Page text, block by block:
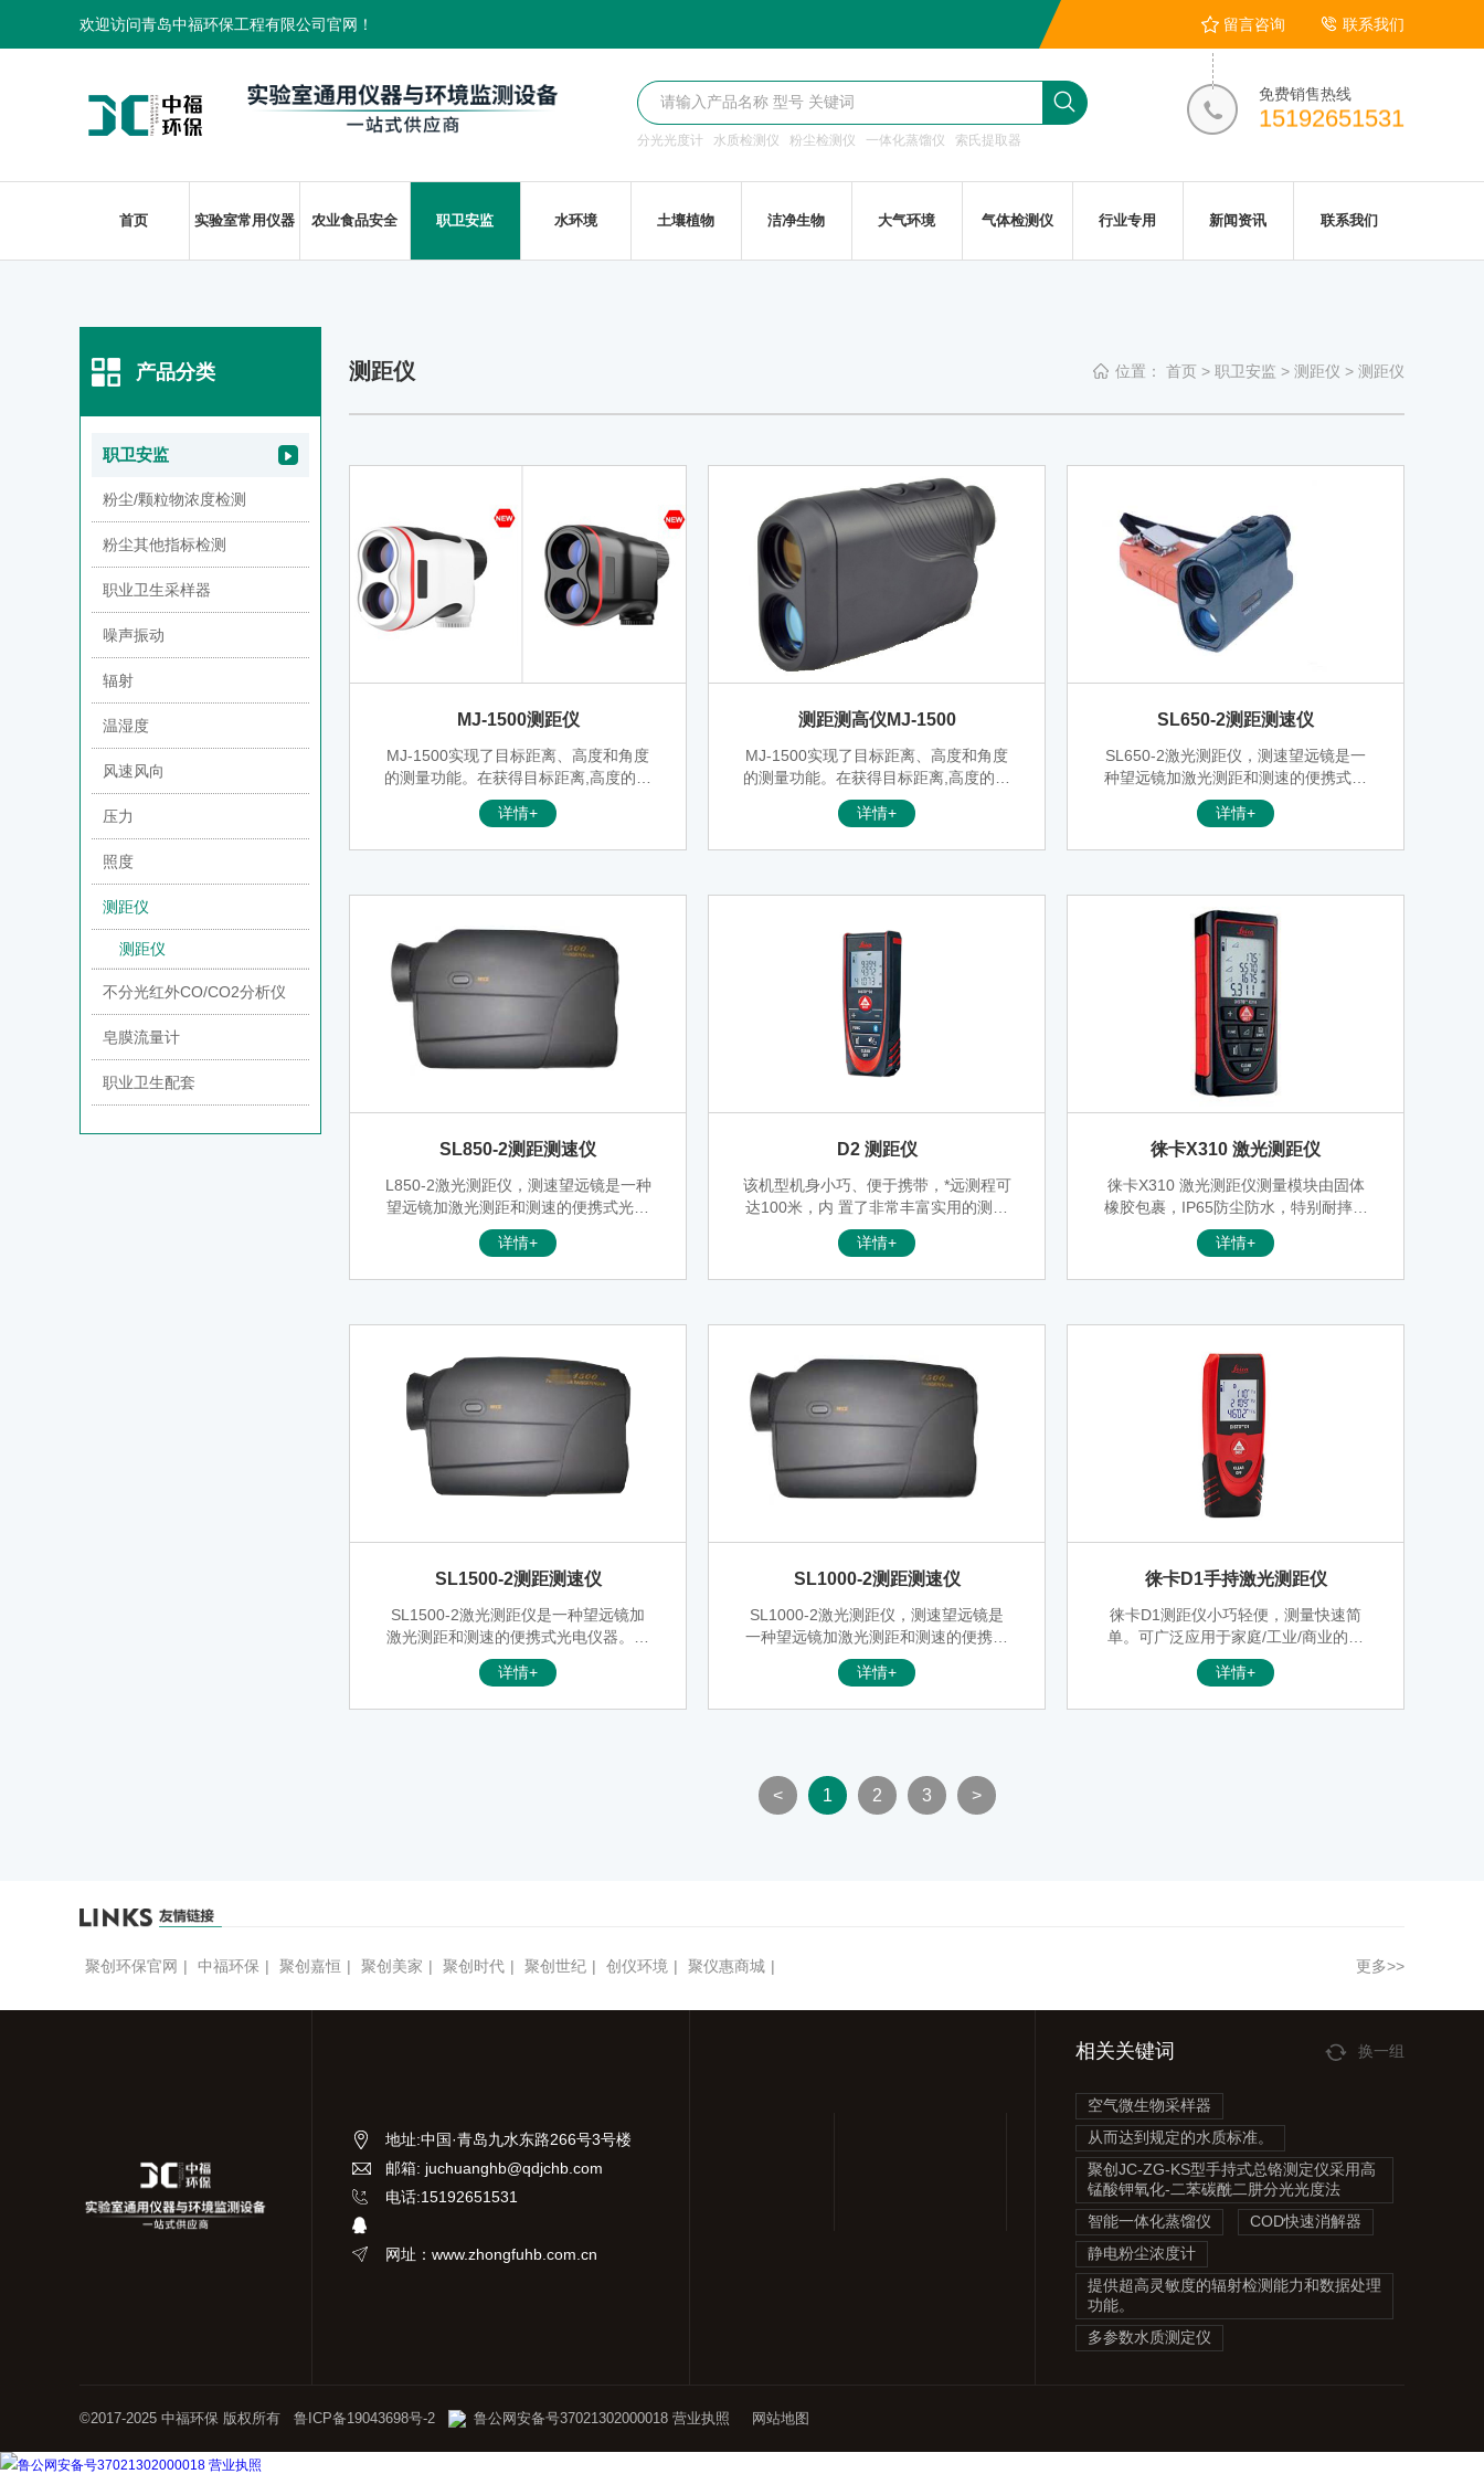
欢迎访问青岛中福环保工程有限公司官网！ 留言咨询 联系我们
分光光度计 水质检测仪 粉尘检测仪 一体化蒸馏仪 索氏提取器
免费销售热线
15192651531
首页 实验室常用仪器 农业食品安全 职卫安监 水环境 土壤植物 洁净生物 大气环境 气体检测仪 行业专用 新闻资讯 联系我们
测距仪 位置： 首页 > 职卫安监 > 测距仪 > 测距仪
MJ-1500测距仪
MJ-1500实现了目标距离、高度和角度
的测量功能。在获得目标距离,高度的同
时，还可显示望远镜至目标点的水平距
离，以及目标点与仪器的夹角（即俯仰
详情+
测距测高仪MJ-1500
MJ-1500实现了目标距离、高度和角度
的测量功能。在获得目标距离,高度的同
时，还可显示望远镜至目标点的水平距
离，以及目标点与仪器的夹角（即俯仰
详情+
SL650-2测距测速仪
SL650-2激光测距仪，测速望远镜是一
种望远镜加激光测距和测速的便携式光
电仪器，SL650-2激光测距仪综合了望
远镜，激光测距仪和激光测速仪的功
详情+
SL850-2测距测速仪
L850-2激光测距仪，测速望远镜是一种
望远镜加激光测距和测速的便携式光电
仪器，SL850-2激光测距仪综合了望远
镜，激光测距仪和激光测速仪的功能
详情+
D2 测距仪
该机型机身小巧、便于携带，*远测程可
达100米，内 置了非常丰富实用的测量
功能：*小值/*大值、面积/ 体积测量、
连续面积测量、间接测量、点放样。该
详情+
徕卡X310 激光测距仪
徕卡X310 激光测距仪测量模块由固体
橡胶包裹，IP65防尘防水，特别耐摔，
能经受住2米高度跌落的抗摔试验。可
广泛应用于家庭/工业/商业的装修、装
详情+
SL1500-2测距测速仪
SL1500-2激光测距仪是一种望远镜加
激光测距和测速的便携式光电仪器。具
有防水性和持久耐用性，以及绝*佳的光
学质量。
详情+
SL1000-2测距测速仪
SL1000-2激光测距仪，测速望远镜是
一种望远镜加激光测距和测速的便携式
光电仪器，SL1000-2激光测距仪综合
了望远镜，激光测距仪和激光测速仪的
详情+
徕卡D1手持激光测距仪
徕卡D1测距仪小巧轻便，测量快速简
单。可广泛应用于家庭/工业/商业的装
修、装横和设计等领域。
详情+
< 1 2 3 >
产品分类
职卫安监
粉尘/颗粒物浓度检测
粉尘其他指标检测
职业卫生采样器
噪声振动
辐射
温湿度
风速风向
压力
照度
测距仪
测距仪
不分光红外CO/CO2分析仪
皂膜流量计
职业卫生配套
聚创环保官网 | 中福环保 | 聚创嘉恒 | 聚创美家 | 聚创时代 | 聚创世纪 | 创仪环境 | 聚仪惠商城 | 更多>>
地址:中国·青岛九水东路266号3号楼
邮箱: juchuanghb@qdjchb.com
电话:15192651531
网址：www.zhongfuhb.com.cn
相关关键词 换一组
空气微生物采样器
从而达到规定的水质标准。
聚创JC-ZG-KS型手持式总铬测定仪采用高
锰酸钾氧化-二苯碳酰二肼分光光度法
智能一体化蒸馏仪
COD快速消解器
静电粉尘浓度计
提供超高灵敏度的辐射检测能力和数据处理
功能。
多参数水质测定仪
©2017-2025 中福环保 版权所有 鲁ICP备19043698号-2 鲁公网安备号37021302000018 营业执照 网站地图
鲁公网安备号37021302000018 营业执照